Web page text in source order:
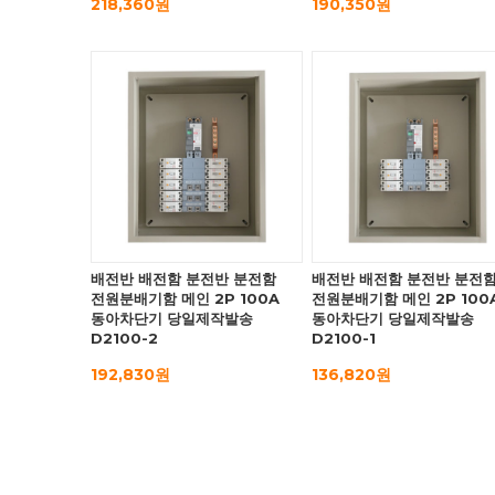
218,360원 190,350원
배전반 배전함 분전반 분전함
전원분배기함 메인 2P 100A
동아차단기 당일제작발송
D2100-2
192,830원
배전반 배전함 분전반 분전
전원분배기함 메인 2P
동아차단기 당일제작발송
D2100-1
136,820원